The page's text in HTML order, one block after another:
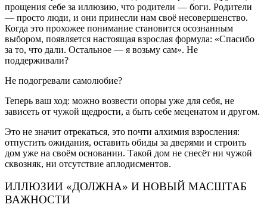
прощения себе за иллюзию, что родители — боги. Родители
— просто люди, и они принесли нам своё несовершенство.
Когда это прохожее понимание становится осознанным
выбором, появляется настоящая взрослая формула: «Спасибо
за то, что дали. Остальное — я возьму сам». Не
поддерживали?
Не подогревали самолюбие?
Теперь ваш ход: можно возвести опоры уже для себя, не
зависеть от чужой щедрости, а быть себе меценатом и другом.
Это не значит отрекаться, это почти алхимия взросления:
отпустить ожидания, оставить обиды за дверями и строить
дом уже на своём основании. Такой дом не снесёт ни чужой
сквозняк, ни отсутствие аплодисментов.
ИЛЛЮЗИИ «ДОЛЖНА» И НОВЫЙ МАСШТАБ
ВАЖНОСТИ